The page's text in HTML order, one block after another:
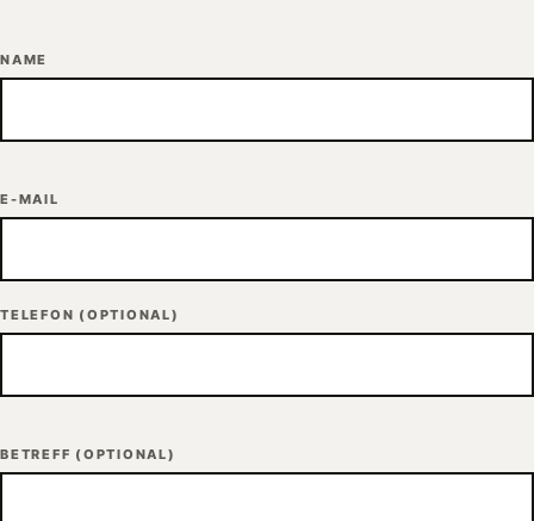
NAME
E-MAIL
TELEFON (OPTIONAL)
BETREFF (OPTIONAL)